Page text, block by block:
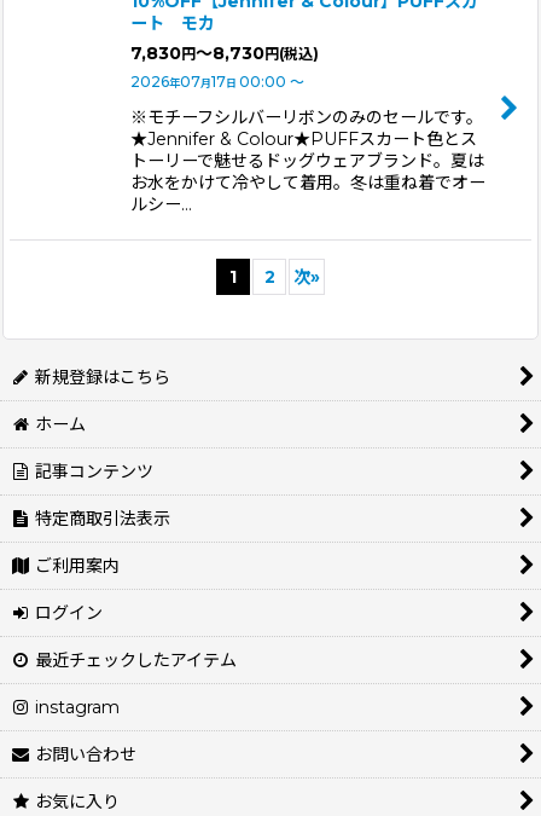
ート モカ
7,830円～8,730円 (税込)
2026年07月17日 00:00 ～
※モチーフシルバーリボンのみのセールです。
★Jennifer & Colour★PUFFスカート色とス
トーリーで魅せるドッグウェアブランド。夏は
お水をかけて冷やして着用。冬は重ね着でオー
ルシー…
1 2 次»
新規登録はこちら
ホーム
記事コンテンツ
特定商取引法表示
ご利用案内
ログイン
最近チェックしたアイテム
instagram
お問い合わせ
お気に入り